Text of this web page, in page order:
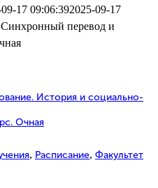
17 09:06:392025-09-17
перевод и
История и социально-
Очная
, Расписание, Факультет